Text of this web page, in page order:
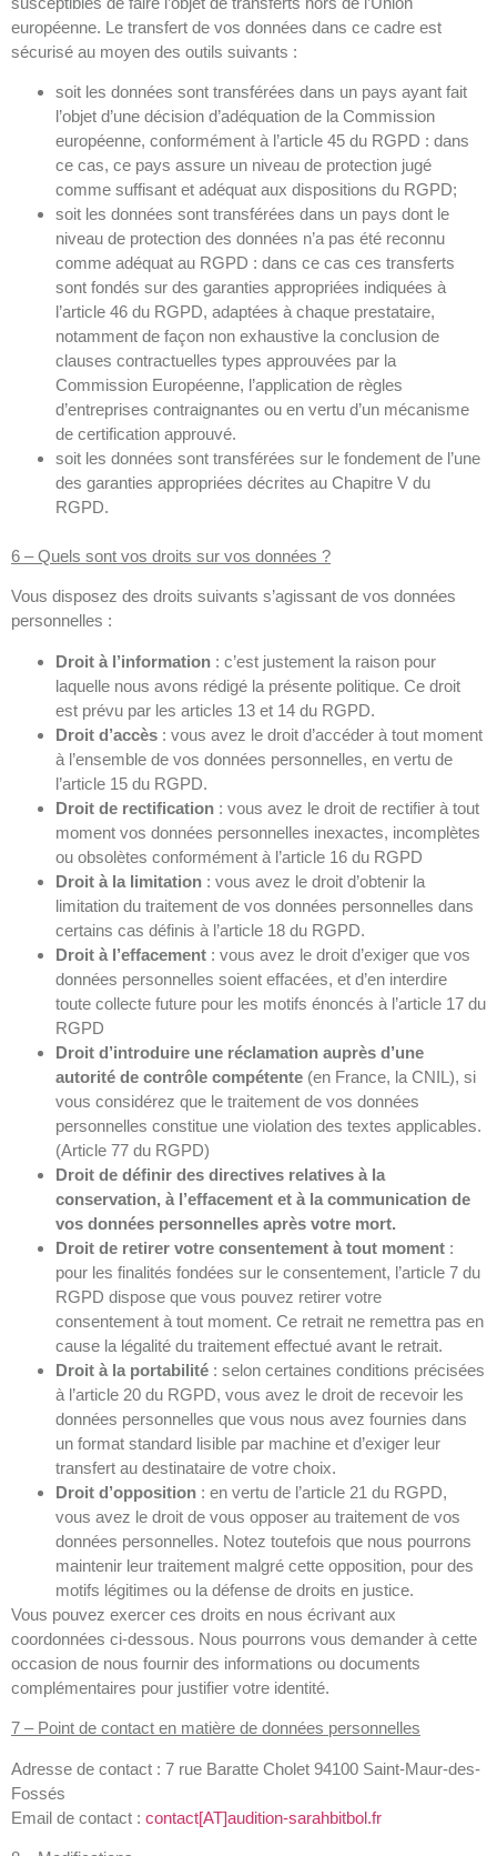
européenne. Le transfert de vos données dans ce cadre est
sécurisé au moyen des outils suivants :
soit les données sont transférées dans un pays ayant fait
l’objet d’une décision d’adéquation de la Commission
européenne, conformément à l’article 45 du RGPD : dans
ce cas, ce pays assure un niveau de protection jugé
comme suffisant et adéquat aux dispositions du RGPD;
soit les données sont transférées dans un pays dont le
niveau de protection des données n’a pas été reconnu
comme adéquat au RGPD : dans ce cas ces transferts
sont fondés sur des garanties appropriées indiquées à
l’article 46 du RGPD, adaptées à chaque prestataire,
notamment de façon non exhaustive la conclusion de
clauses contractuelles types approuvées par la
Commission Européenne, l’application de règles
d’entreprises contraignantes ou en vertu d’un mécanisme
de certification approuvé.
soit les données sont transférées sur le fondement de l’une
des garanties appropriées décrites au Chapitre V du
RGPD.
6 – Quels sont vos droits sur vos données ?
Vous disposez des droits suivants s’agissant de vos données
personnelles :
Droit à l’information : c’est justement la raison pour
laquelle nous avons rédigé la présente politique. Ce droit
est prévu par les articles 13 et 14 du RGPD.
Droit d’accès : vous avez le droit d’accéder à tout moment
à l’ensemble de vos données personnelles, en vertu de
l’article 15 du RGPD.
Droit de rectification : vous avez le droit de rectifier à tout
moment vos données personnelles inexactes, incomplètes
ou obsolètes conformément à l’article 16 du RGPD
Droit à la limitation : vous avez le droit d’obtenir la
limitation du traitement de vos données personnelles dans
certains cas définis à l’article 18 du RGPD.
Droit à l’effacement : vous avez le droit d’exiger que vos
données personnelles soient effacées, et d’en interdire
toute collecte future pour les motifs énoncés à l’article 17 du
RGPD
Droit d’introduire une réclamation auprès d’une
autorité de contrôle compétente (en France, la CNIL), si
vous considérez que le traitement de vos données
personnelles constitue une violation des textes applicables.
(Article 77 du RGPD)
Droit de définir des directives relatives à la
conservation, à l’effacement et à la communication de
vos données personnelles après votre mort.
Droit de retirer votre consentement à tout moment :
pour les finalités fondées sur le consentement, l’article 7 du
RGPD dispose que vous pouvez retirer votre
consentement à tout moment. Ce retrait ne remettra pas en
cause la légalité du traitement effectué avant le retrait.
Droit à la portabilité : selon certaines conditions précisées
à l’article 20 du RGPD, vous avez le droit de recevoir les
données personnelles que vous nous avez fournies dans
un format standard lisible par machine et d’exiger leur
transfert au destinataire de votre choix.
Droit d’opposition : en vertu de l’article 21 du RGPD,
vous avez le droit de vous opposer au traitement de vos
données personnelles. Notez toutefois que nous pourrons
maintenir leur traitement malgré cette opposition, pour des
motifs légitimes ou la défense de droits en justice.
Vous pouvez exercer ces droits en nous écrivant aux
coordonnées ci-dessous. Nous pourrons vous demander à cette
occasion de nous fournir des informations ou documents
complémentaires pour justifier votre identité.
7 – Point de contact en matière de données personnelles
Adresse de contact : 7 rue Baratte Cholet 94100 Saint-Maur-des-
Fossés
Email de contact : contact[AT]audition-sarahbitbol.fr